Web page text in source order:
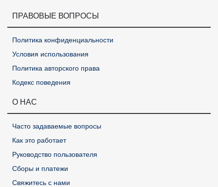
ПРАВОВЫЕ ВОПРОСЫ
Политика конфиденциальности
Условия использования
Политика авторского права
Кодекс поведения
О НАС
Часто задаваемые вопросы
Как это работает
Руководство пользователя
Сборы и платежи
Свяжитесь с нами